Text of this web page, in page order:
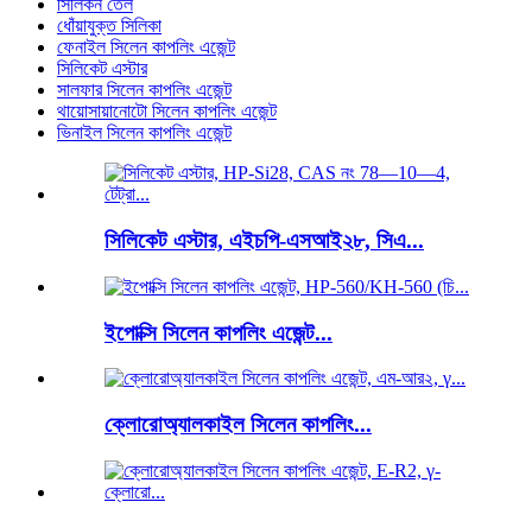
সিলিকন তেল
ধোঁয়াযুক্ত সিলিকা
ফেনাইল সিলেন কাপলিং এজেন্ট
সিলিকেট এস্টার
সালফার সিলেন কাপলিং এজেন্ট
থায়োসায়ানোটো সিলেন কাপলিং এজেন্ট
ভিনাইল সিলেন কাপলিং এজেন্ট
সিলিকেট এস্টার, এইচপি-এসআই২৮, সিএ...
ইপোক্সি সিলেন কাপলিং এজেন্ট...
ক্লোরোঅ্যালকাইল সিলেন কাপলিং...